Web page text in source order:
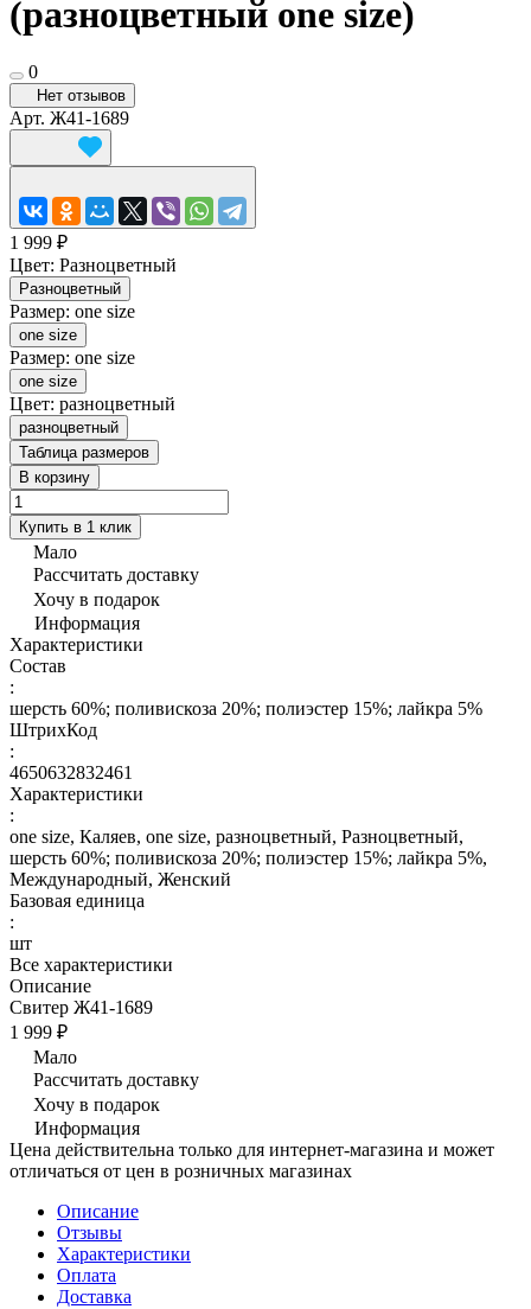
(разноцветный one size)
0
Нет отзывов
Арт. Ж41-1689
1 999 ₽
Цвет: Разноцветный
Разноцветный
Размер: one size
one size
Размер: one size
one size
Цвет: разноцветный
разноцветный
Таблица размеров
В корзину
Купить в 1 клик
Мало
Рассчитать доставку
Хочу в подарок
Информация
Характеристики
Состав
:
шерсть 60%; поливискоза 20%; полиэстер 15%; лайкра 5%
ШтрихКод
:
4650632832461
Характеристики
:
one size, Каляев, one size, разноцветный, Разноцветный,
шерсть 60%; поливискоза 20%; полиэстер 15%; лайкра 5%,
Международный, Женский
Базовая единица
:
шт
Все характеристики
Описание
Свитер Ж41-1689
1 999 ₽
Мало
Рассчитать доставку
Хочу в подарок
Информация
Цена действительна только для интернет-магазина и может
отличаться от цен в розничных магазинах
Описание
Отзывы
Характеристики
Оплата
Доставка